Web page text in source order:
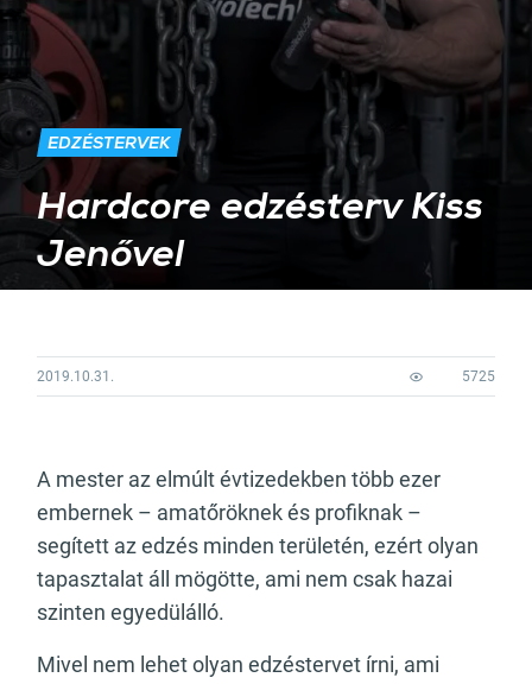
EDZÉSTERVEK
Hardcore edzésterv Kiss
Jenővel
2019.10.31. 5725
A mester az elmúlt évtizedekben több ezer
embernek – amatőröknek és profiknak –
segített az edzés minden területén, ezért olyan
tapasztalat áll mögötte, ami nem csak hazai
szinten egyedülálló.
Mivel nem lehet olyan edzéstervet írni, ami